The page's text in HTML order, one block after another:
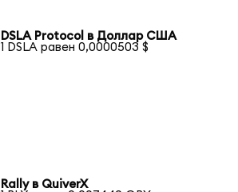
DSLA Protocol в Доллар США
1 DSLA равен 0,0000503 $
Rally в QuiverX